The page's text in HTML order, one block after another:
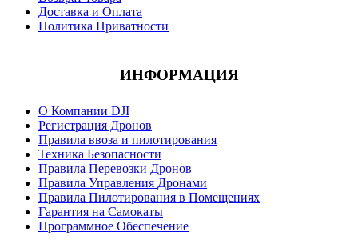
Доставка и Оплата
Политика Приватности
ИНФОРМАЦИЯ
О Компании DJI
Регистрация Дронов
Правила ввоза и пилотирования
Техника Безопасности
Правила Перевозки Дронов
Правила Управления Дронами
Правила Пилотирования в Помещениях
Гарантия на Самокаты
Программное Обеспечение